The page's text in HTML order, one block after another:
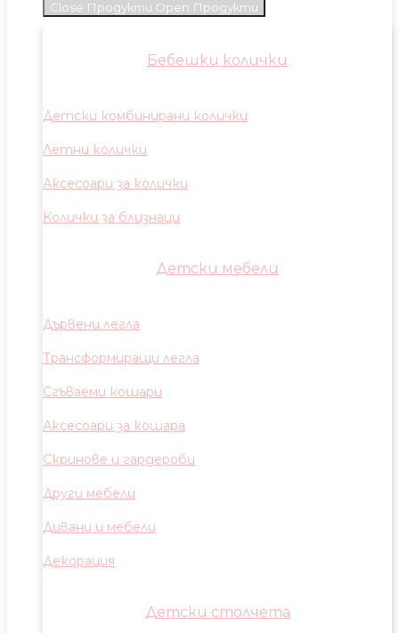
Close Продукти Open Продукти
Бебешки колички
Детски комбинирани колички
Летни колички
Аксесоари за колички
Колички за близнаци
Детски мебели
Дървени легла
Трансформиращи легла
Сгъваеми кошари
Аксесоари за кошара
Скринове и гардероби
Други мебели
Дивани и мебели
Декорация
Детски столчета